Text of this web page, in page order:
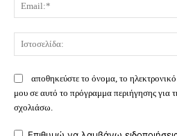
αποθηκεύστε το όνομα, το
μου σε αυτό το πρόγραμμα περιήγησης για
σχολιάσω.